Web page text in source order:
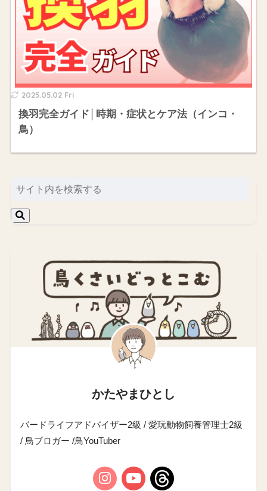
2025.05.02 Fri
換羽完全ガイド│時期・症状とケア法（インコ・
鳥）
かたやまひとし
バードライフアドバイザー2級 / 愛玩動物飼養管理士2級
/ 鳥ブロガー /鳥YouTuber